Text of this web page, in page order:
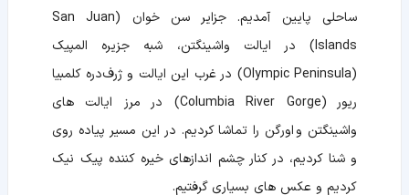
ساحلی پایین آمدیم. جزایر سن خوان (San Juan
Islands) در ایالت واشینگتن، شبه جزیره المپیک
(Olympic Peninsula) در غرب این ایالت و ژرف‌دره کلمبیا
ریور (Columbia River Gorge) در مرز ایالت های
واشینگتن و اورگن را تماشا کردیم. در این مسیر پیاده روی
و شنا کردیم، در کنار چشم اندازهای خیره کننده پیک نیک
کردیم و عکس های بسیاری گرفتیم.